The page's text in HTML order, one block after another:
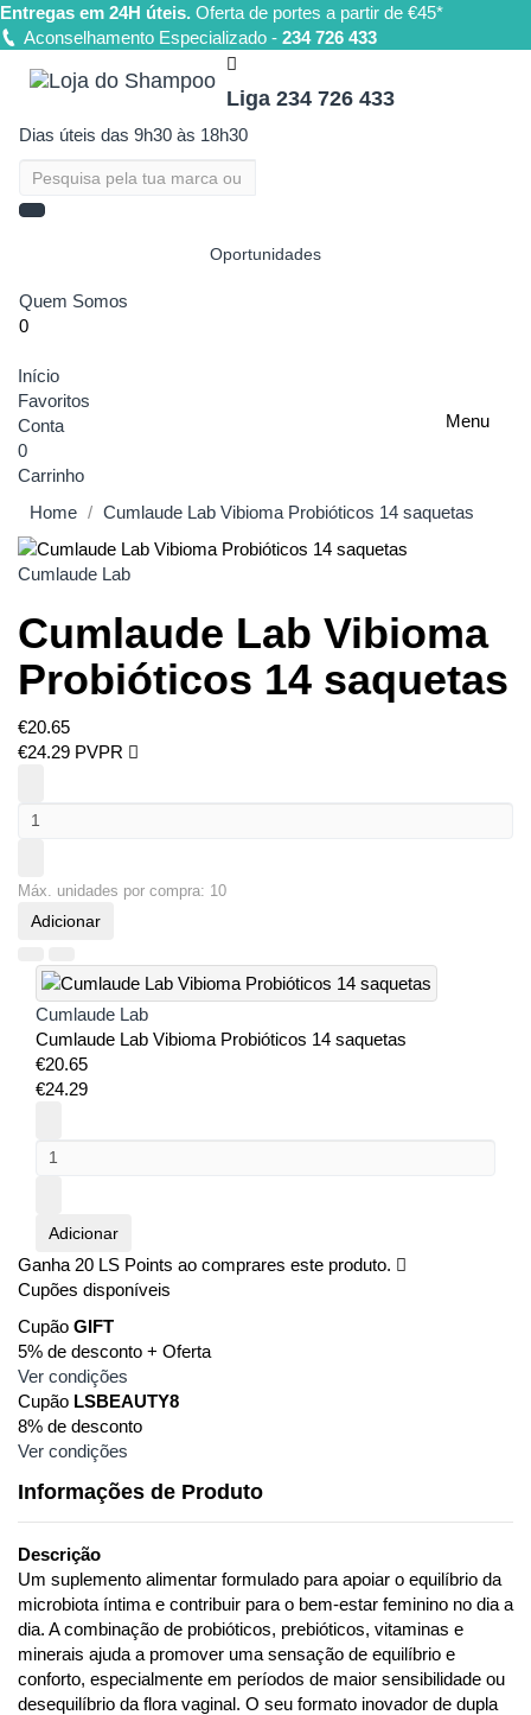
Entregas em 24H úteis. Oferta de portes a partir de €45*
Aconselhamento Especializado - 234 726 433
Liga 234 726 433
Dias úteis das 9h30 às 18h30
Oportunidades
Quem Somos
0
Início
Favoritos
Menu
Conta
0
Carrinho
Home
Cumlaude Lab Vibioma Probióticos 14 saquetas
Cumlaude Lab
Cumlaude Lab Vibioma
Probióticos 14 saquetas
€20.65
€24.29 PVPR
Máx. unidades por compra: 10
Adicionar
Cumlaude Lab
Cumlaude Lab Vibioma Probióticos 14 saquetas
€20.65
€24.29
Adicionar
Ganha 20 LS Points ao comprares este produto.
Cupões disponíveis
Cupão GIFT
5% de desconto + Oferta
Ver condições
Cupão LSBEAUTY8
8% de desconto
Ver condições
Informações de Produto
Descrição
Um suplemento alimentar formulado para apoiar o equilíbrio da
microbiota íntima e contribuir para o bem-estar feminino no dia a
dia. A combinação de probióticos, prebióticos, vitaminas e
minerais ajuda a promover uma sensação de equilíbrio e
conforto, especialmente em períodos de maior sensibilidade ou
desequilíbrio da flora vaginal. O seu formato inovador de dupla